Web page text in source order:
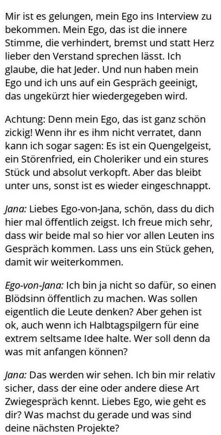
Mir ist es gelungen, mein Ego ins Interview zu
bekommen. Mein Ego, das ist die innere
Stimme, die verhindert, bremst und statt Herz
lieber den Verstand sprechen lässt. Ich
glaube, die hat Jeder. Und nun haben mein
Ego und ich uns auf ein Gespräch geeinigt,
das ungekürzt hier wiedergegeben wird.
Achtung: Denn mein Ego, das ist ganz schön
zickig! Wenn ihr es ihm nicht verratet, dann
kann ich sogar sagen: Es ist ein Quengelgeist,
ein Störenfried, ein Choleriker und ein stures
Stück und absolut verkopft. Aber das bleibt
unter uns, sonst ist es wieder eingeschnappt.
Jana: Liebes Ego-von-Jana, schön, dass du dich
hier mal öffentlich zeigst. Ich freue mich sehr,
dass wir beide mal so hier vor allen Leuten ins
Gespräch kommen. Lass uns ein Stück gehen,
damit wir weiterkommen.
Ego-von-Jana: Ich bin ja nicht so dafür, so einen
Blödsinn öffentlich zu machen. Was sollen
eigentlich die Leute denken? Aber gehen ist
ok, auch wenn ich Halbtagspilgern für eine
extrem seltsame Idee halte. Wer soll denn da
was mit anfangen können?
Jana: Das werden wir sehen. Ich bin mir relativ
sicher, dass der eine oder andere diese Art
Zwiegespräch kennt. Liebes Ego, wie geht es
dir? Was machst du gerade und was sind
deine nächsten Projekte?